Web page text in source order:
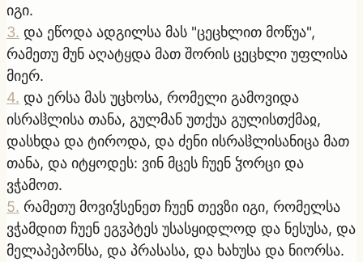
იგი.
3. და ეწოდა ადგილსა მას "ცეცხლით მოწუა",
რამეთუ მუნ აღატყდა მათ შორის ცეცხლი უფლისა
მიერ.
4. და ერსა მას უცხოსა, რომელი გამოვიდა
ისრაჱლისა თანა, გულმან უთქუა გულისთქმაჲ,
დასხდა და ტიროდა, და ძენი ისრაჱლისანიცა მათ
თანა, და იტყოდეს: ვინ მცეს ჩუენ ჴორცი და
ვჭამოთ.
5. რამეთუ მოვიჴსენეთ ჩუენ თევზი იგი, რომელსა
ვჭამდით ჩუენ ეგჳპტეს უსასყიდლოდ და ნესუსა, და
მელაპეპონსა, და პრასასა, და ხახუსა და ნიორსა.